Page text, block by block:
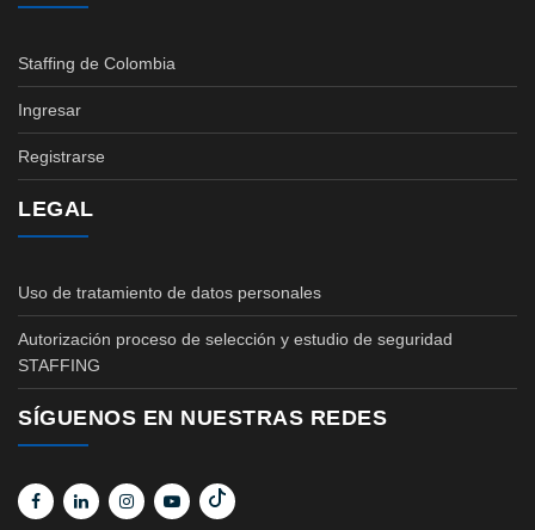
Staffing de Colombia
Ingresar
Registrarse
LEGAL
Uso de tratamiento de datos personales
Autorización proceso de selección y estudio de seguridad
STAFFING
SÍGUENOS EN NUESTRAS REDES